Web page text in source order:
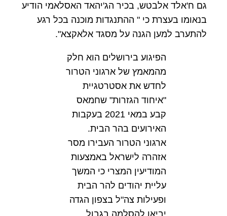
גם ח'אלד אלבטש, בכיר הג'יהאד האסלאמי הודיע
בנאומו בעצרת כי " ההתנגדות מוכנה בכל רגע
להתערב למען הגנה על מסגד אלאקצא".
הפיגוע בירושלים הוא חלק
מהמאמץ של ארגוני הטרור
לחדש את אסטרטגיית
"איחוד הגזרות" שחמאס
קבע במאי 2021 בעקבות
האירועים בהר הבית.
ארגוני הטרור העבירו מסר
אזהרה לישראל באמצעות
המודיעין המצרי כי המשך
עליית יהודים להר הבית
ופעילות צה"ל בצפון הגדה